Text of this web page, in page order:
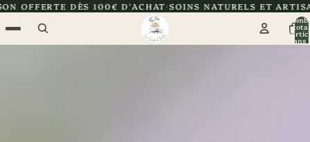
D'ACHAT SOINS NATURELS ET ARTISANAUX CERTIFIÉE
total
dans